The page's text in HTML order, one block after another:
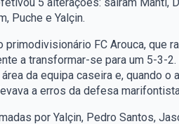
Puche e Yalçin.
FC Arouca, que
a transformar-se para um 5-3-
da equipa caseira e, quando
a erros da defesa
por Yalçin, Pedro Santos,